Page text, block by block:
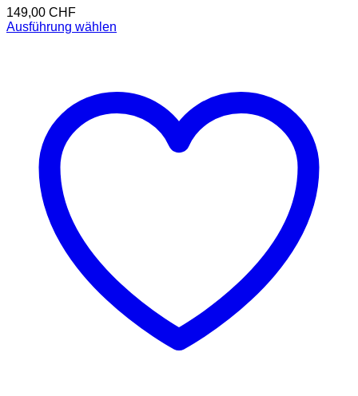
149,00 CHF
Ausführung wählen